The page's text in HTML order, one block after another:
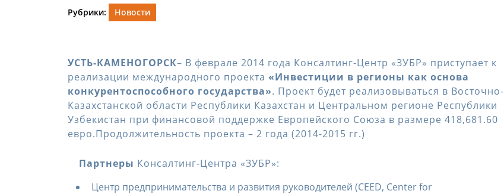
2014
Рубрики: Новости
УСТЬ-КАМЕНОГОРСК– В феврале 2014 года Консалтинг-Центр «ЗУБР» приступает к
реализации международного проекта «Инвестиции в регионы как основа
конкурентоспособного государства». Проект будет реализовываться в Восточно-
Казахстанской области Республики Казахстан и Центральном регионе Республики
Узбекистан при финансовой поддержке Европейского Союза в размере 418,681.60
евро.Продолжительность проекта – 2 года (2014-2015 гг.)
Партнеры Консалтинг-Центра «ЗУБР»:
Центр предпринимательства и развития руководителей (CEED, Center for